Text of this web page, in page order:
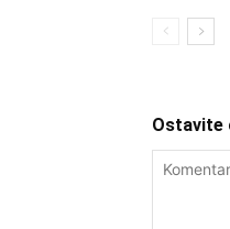
Ostavite